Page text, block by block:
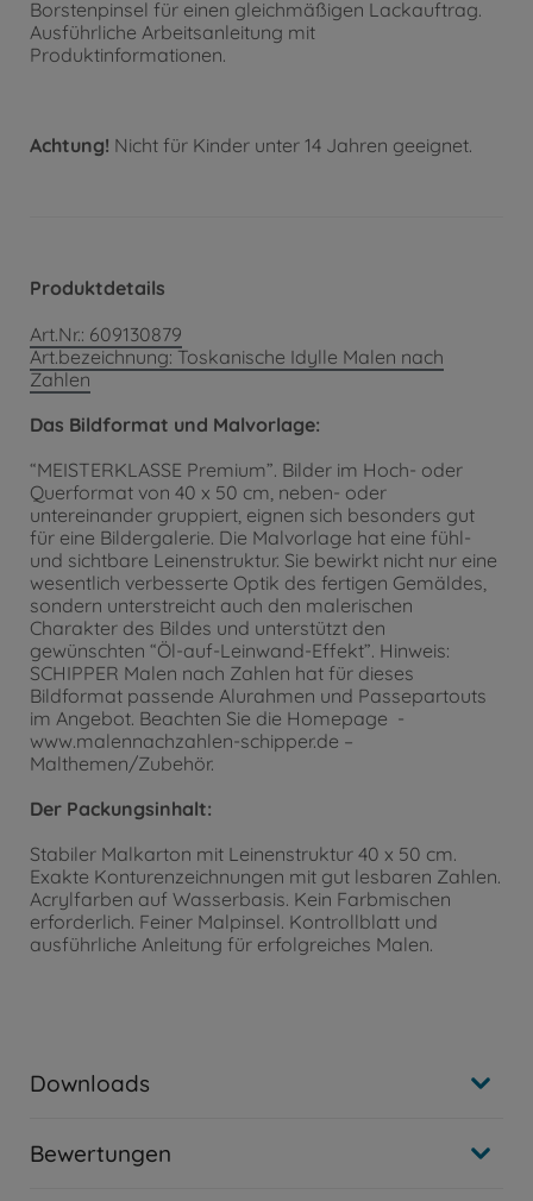
Borstenpinsel für einen gleichmäßigen Lackauftrag.
Ausführliche Arbeitsanleitung mit
Produktinformationen.
Achtung! Nicht für Kinder unter 14 Jahren geeignet.
Produktdetails
Art.Nr.: 609130879
Art.bezeichnung: Toskanische Idylle Malen nach
Zahlen
Das Bildformat und Malvorlage:
“MEISTERKLASSE Premium”. Bilder im Hoch- oder
Querformat von 40 x 50 cm, neben- oder
untereinander gruppiert, eignen sich besonders gut
für eine Bildergalerie. Die Malvorlage hat eine fühl-
und sichtbare Leinenstruktur. Sie bewirkt nicht nur eine
wesentlich verbesserte Optik des fertigen Gemäldes,
sondern unterstreicht auch den malerischen
Charakter des Bildes und unterstützt den
gewünschten “Öl-auf-Leinwand-Effekt”. Hinweis:
SCHIPPER Malen nach Zahlen hat für dieses
Bildformat passende Alurahmen und Passepartouts
im Angebot. Beachten Sie die Homepage -
www.malennachzahlen-schipper.de –
Malthemen/Zubehör.
Der Packungsinhalt:
Stabiler Malkarton mit Leinenstruktur 40 x 50 cm.
Exakte Konturenzeichnungen mit gut lesbaren Zahlen.
Acrylfarben auf Wasserbasis. Kein Farbmischen
erforderlich. Feiner Malpinsel. Kontrollblatt und
ausführliche Anleitung für erfolgreiches Malen.
Downloads
Bewertungen